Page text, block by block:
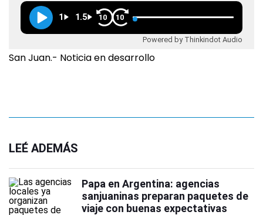
1 1.5 10 10
Powered by Thinkindot Audio
San Juan.- Noticia en desarrollo
LEÉ ADEMÁS
Papa en Argentina: agencias
sanjuaninas preparan paquetes de
viaje con buenas expectativas